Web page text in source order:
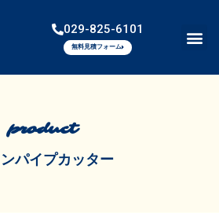
029-825-6101
無料見積フォーム
product
ンパイプカッター